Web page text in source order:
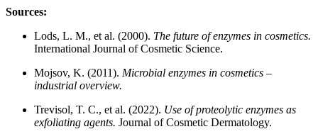
Sources:
Lods, L. M., et al. (2000). The future of enzymes in cosmetics.
International Journal of Cosmetic Science.
Mojsov, K. (2011). Microbial enzymes in cosmetics –
industrial overview.
Trevisol, T. C., et al. (2022). Use of proteolytic enzymes as
exfoliating agents. Journal of Cosmetic Dermatology.